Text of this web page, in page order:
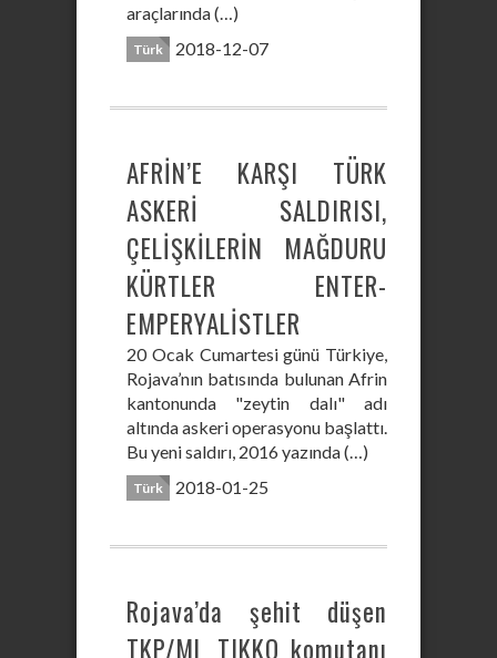
araçlarında (…)
Türk 2018-12-07
AFRİN’E KARŞI TÜRK
ASKERİ SALDIRISI,
ÇELİŞKİLERİN MAĞDURU
KÜRTLER ENTER-
EMPERYALİSTLER
20 Ocak Cumartesi günü Türkiye,
Rojava’nın batısında bulunan Afrin
kantonunda "zeytin dalı" adı
altında askeri operasyonu başlattı.
Bu yeni saldırı, 2016 yazında (…)
Türk 2018-01-25
Rojava’da şehit düşen
TKP/ML TIKKO komutanı